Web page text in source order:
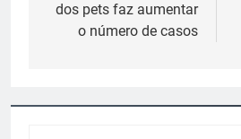
dos pets faz aumentar
o número de casos